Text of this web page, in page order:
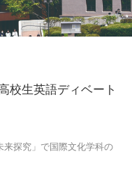
校生英語ディベート
来探究」で国際文化学科の